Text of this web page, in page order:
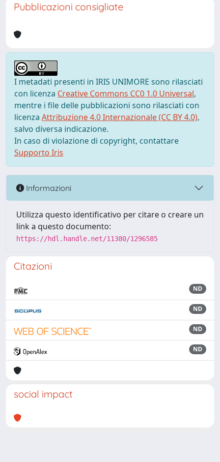
Pubblicazioni consigliate
I metadati presenti in IRIS UNIMORE sono rilasciati
con licenza Creative Commons CC0 1.0 Universal,
mentre i file delle pubblicazioni sono rilasciati con
licenza Attribuzione 4.0 Internazionale (CC BY 4.0),
salvo diversa indicazione.
In caso di violazione di copyright, contattare
Supporto Iris
Informazioni
Utilizza questo identificativo per citare o creare un
link a questo documento:
https://hdl.handle.net/11380/1296585
Citazioni
ND
ND
ND
ND
social impact